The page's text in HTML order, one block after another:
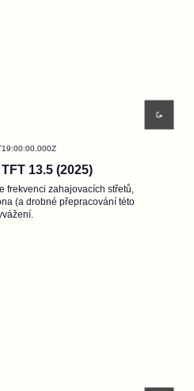
13.5 (2025)
frekvenci zahajovacích střetů,
(a drobné přepracování této